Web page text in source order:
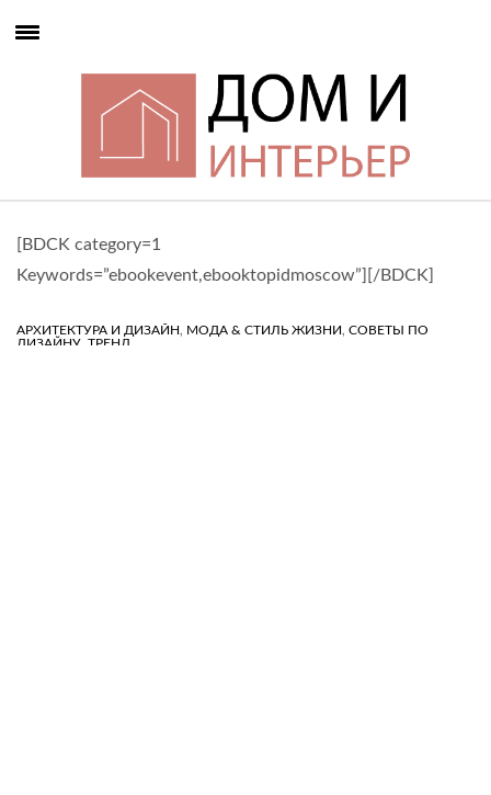
[BDCK category=1
Keywords=”ebookevent,ebooktopidmoscow”][/BDCK]
АРХИТЕКТУРА И ДИЗАЙН, МОДА & СТИЛЬ ЖИЗНИ, СОВЕТЫ ПО
ДИЗАЙНУ ТРЕНД